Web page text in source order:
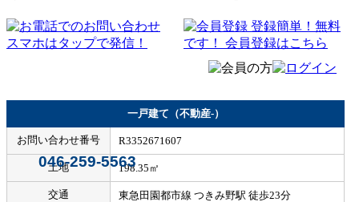
046-259-5563
一戸建て（不動産-）
お問い合わせ番号 R3352671607
土地 198.35㎡
交通 東急田園都市線 つきみ野駅 徒歩23分